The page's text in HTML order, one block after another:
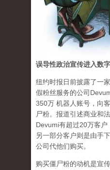
误导性政治宣传进入数
纽约时报日前披露了一
假粉丝服务的公司
350万 机器人账号，向
尸粉。报道引述商业和
Devumi有超过20万客户
另一部分客户则是由手
公司代他们购买。
购买僵尸粉的动机是宣